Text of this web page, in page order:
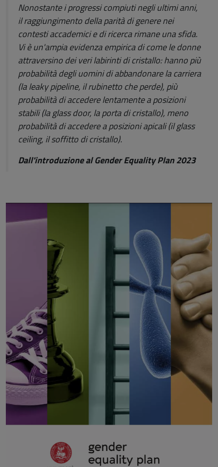
Nonostante i progressi compiuti negli ultimi anni,
il raggiungimento della parità di genere nei
contesti accademici e di ricerca rimane una sfida.
Vi è un'ampia evidenza empirica di come le donne
attraversino dei veri labirinti di cristallo: hanno più
probabilità degli uomini di abbandonare la carriera
(la leaky pipeline, il rubinetto che perde), più
probabilità di accedere lentamente a posizioni
stabili (la glass door, la porta di cristallo), meno
probabilità di accedere a posizioni apicali (il glass
ceiling, il soffitto di cristallo).
Dall'introduzione al Gender Equality Plan 2023